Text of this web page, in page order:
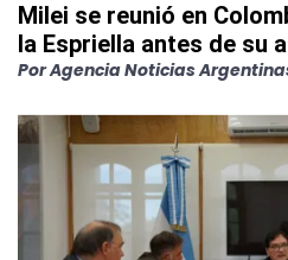
Milei se reunió en
la Espriella antes de su
PorAgencia Noticias